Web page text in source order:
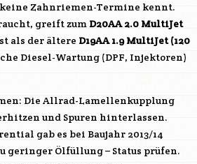
Zahnriemen-Termine kennt.
greift zum D20AA2.0 MultiJet
als der ältere D19AA1.9 MultiJet (120
Diesel-Wartung (DPF, Injektoren)
Die Allrad-Lamellenkupplung
und Spuren hinterlassen.
gab es bei Baujahr 2013/14
geringer Ölfüllung – Status prüfen.